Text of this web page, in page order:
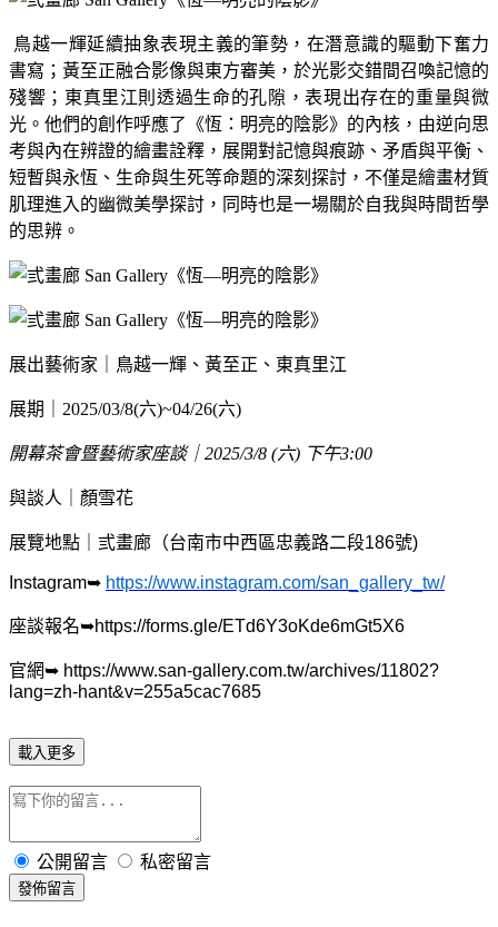
鳥越一輝延續抽象表現主義的筆勢，在潛意識的驅動下奮力
書寫；黃至正融合影像與東方審美，於光影交錯間召喚記憶的
殘響；東真里江則透過生命的孔隙，表現出存在的重量與微
光。他們的創作呼應了《恆：明亮的陰影》的內核，由逆向思
考與內在辨證的繪畫詮釋，展開對記憶與痕跡、矛盾與平衡、
短暫與永恆、生命與生死等命題的深刻探討，不僅是繪畫材質
肌理進入的幽微美學探討，同時也是一場關於自我與時間哲學
的思辨。
展出藝術家｜鳥越一輝、黃至正、東真里江
展期｜ 2025/03/8(六)~04/26(六)
開幕茶會暨藝術家座談｜ 2025/3/8 (六) 下午3:00
與談人｜顏雪花
展覽地點｜弎畫廊（台南市中西區忠義路二段186號)
Instagram➥ https://www.instagram.com/san_gallery_tw/
座談報名➥https://forms.gle/ETd6Y3oKde6mGt5X6
官網➥ https://www.san-gallery.com.tw/archives/11802?
lang=zh-hant&v=255a5cac7685
載入更多
公開留言 私密留言
發佈留言